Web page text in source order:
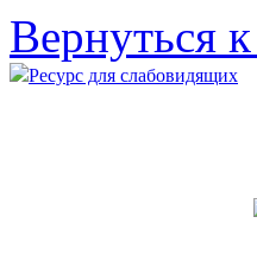
Вернуться
Ресурс для слабовидящих